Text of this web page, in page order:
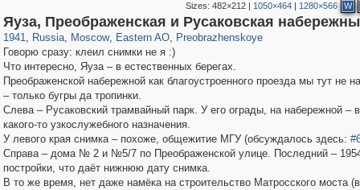
Sizes:482×212 | 1050×464 | 1280×566 W
Яуза, Преображенская и Русаковская
1941, Russia
1,406,277 29,243
, Moscow
319,780 8,286
, Eastern AO
20,925 306
, Preobrazhenskoye
2,400 55
Говорю сразу: клеил снимки не я :)
Что интересно, Яуза – в естественных берегах.
Преображенской набережной как благоустроенного проезда мы тут не
– только бугры да тропинки.
Слева – Русаковский трамвайный парк. У его ограды, на набережной –
какого-то узкослужебного назначения.
У левого края снимка – похоже, общежитие МГУ (обсуждалось здесь:
Справа – дома № 2 и №5/7 по Преображенской улице. Последний –
постройки, что даёт нижнюю дату снимка.
В то же время, нет даже намёка на строительство Матросского моста